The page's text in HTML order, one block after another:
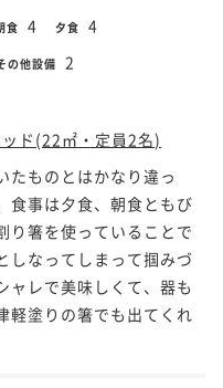
食 4 夕食 4
の他設備 2
ッド(22㎡・定員2名)
たものとはかなり違っ
食事は夕食、朝食ともび
り箸を使っていることで
しなってしまって掴みづ
ャレで美味しくて、器も
軽塗りの箸でも出てくれ